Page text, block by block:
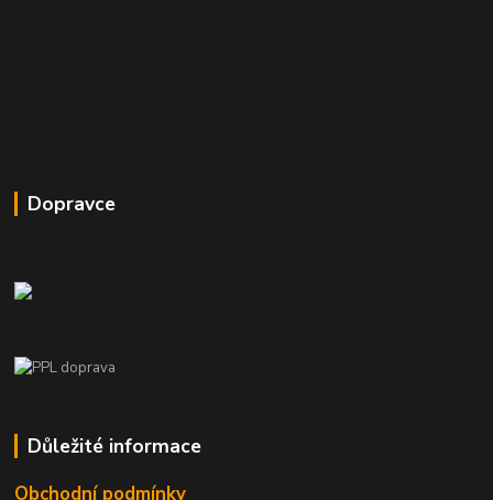
Dopravce
Důležité informace
Obchodní podmínky